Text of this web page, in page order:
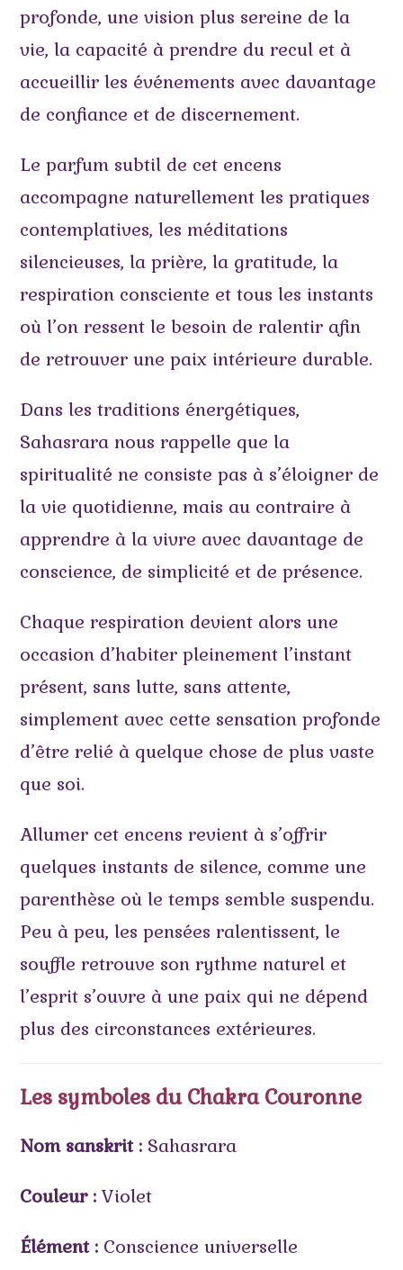
profonde, une vision plus sereine de la
vie, la capacité à prendre du recul et à
accueillir les événements avec davantage
de confiance et de discernement.
Le parfum subtil de cet encens
accompagne naturellement les pratiques
contemplatives, les méditations
silencieuses, la prière, la gratitude, la
respiration consciente et tous les instants
où l’on ressent le besoin de ralentir afin
de retrouver une paix intérieure durable.
Dans les traditions énergétiques,
Sahasrara nous rappelle que la
spiritualité ne consiste pas à s’éloigner de
la vie quotidienne, mais au contraire à
apprendre à la vivre avec davantage de
conscience, de simplicité et de présence.
Chaque respiration devient alors une
occasion d’habiter pleinement l’instant
présent, sans lutte, sans attente,
simplement avec cette sensation profonde
d’être relié à quelque chose de plus vaste
que soi.
Allumer cet encens revient à s’offrir
quelques instants de silence, comme une
parenthèse où le temps semble suspendu.
Peu à peu, les pensées ralentissent, le
souffle retrouve son rythme naturel et
l’esprit s’ouvre à une paix qui ne dépend
plus des circonstances extérieures.
Les symboles du Chakra Couronne
Nom sanskrit : Sahasrara
Couleur : Violet
Élément : Conscience universelle